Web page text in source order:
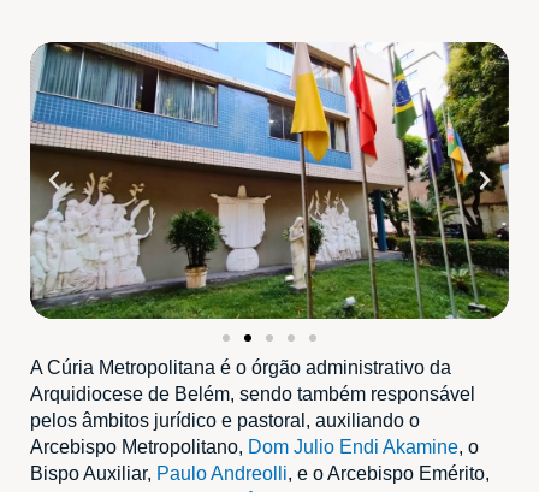
A Cúria Metropolitana é o órgão administrativo da
Arquidiocese de Belém, sendo também responsável
pelos âmbitos jurídico e pastoral, auxiliando o
Arcebispo Metropolitano, Dom Julio Endi Akamine, o
Bispo Auxiliar, Paulo Andreolli, e o Arcebispo Emérito,